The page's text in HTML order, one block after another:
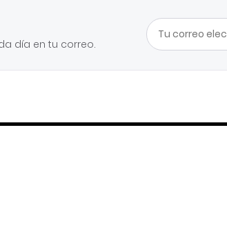
día en tu correo.